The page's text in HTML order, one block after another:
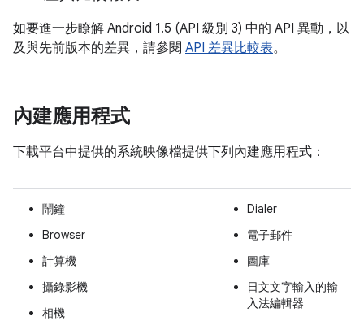
如要進一步瞭解 Android 1.5 (API 級別 3) 中的 API 異動，以
及與先前版本的差異，請參閱 API 差異比較表。
內建應用程式
下載平台中提供的系統映像檔提供下列內建應用程式：
鬧鐘
Browser
計算機
攝錄影機
相機
Dialer
電子郵件
圖庫
日文文字輸入的輸
入法編輯器